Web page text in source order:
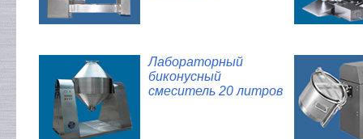
Лабораторный
биконусный
смеситель 20 литров